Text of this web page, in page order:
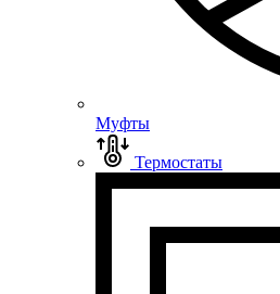
Муфты
Термостаты